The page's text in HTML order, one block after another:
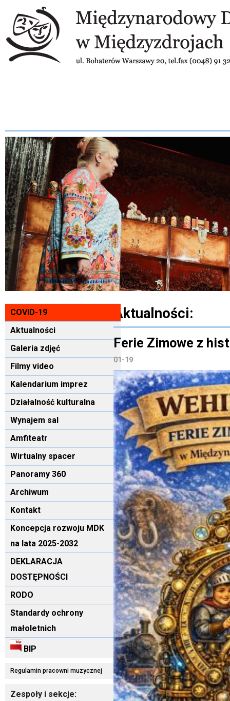
COVID-19
Aktualności
Galeria zdjęć
Filmy video
Kalendarium imprez
Działalność kulturalna
Wynajem sal
Amfiteatr
Wirtualny spacer
Panoramy 360
Archiwum
Kontakt
Koncepcja rozwoju MDK
na lata 2025-2032
DEKLARACJA
DOSTĘPNOŚCI
RODO
Standardy ochrony
małoletnich
BIP
Regulamin pracowni muzycznej
Zespoły i sekcje:
Aktualności:
Ferie Zimowe z
01-19